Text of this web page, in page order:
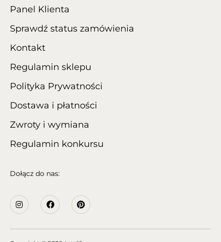
Panel Klienta
Sprawdź status zamówienia
Kontakt
Regulamin sklepu
Polityka Prywatności
Dostawa i płatności
Zwroty i wymiana
Regulamin konkursu
Dołącz do nas: